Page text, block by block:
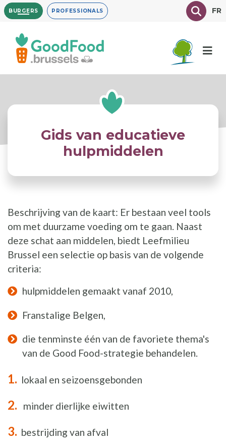
Overslaan
en
inhoud
gaan
BURGERS PROFESSIONALS TexteFR
Gids van educatieve
hulpmiddelen
Beschrijving van de kaart: Er bestaan veel tools
om met duurzame voeding om te gaan. Naast
deze schat aan middelen, biedt Leefmilieu
Brussel een selectie op basis van de volgende
criteria:
hulpmiddelen gemaakt vanaf 2010,
Franstalige Belgen,
die tenminste één van de favoriete thema's
van de Good Food-strategie behandelen.
lokaal en seizoensgebonden
minder dierlijke eiwitten
bestrijding van afval